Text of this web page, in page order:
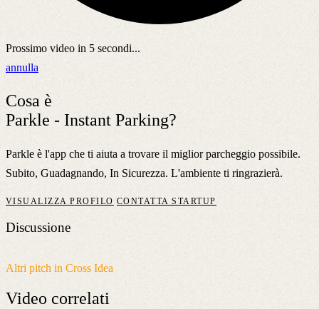
Prossimo video in 5 secondi...
annulla
Cosa è
Parkle - Instant Parking?
Parkle è l'app che ti aiuta a trovare il miglior parcheggio possibile.
Subito, Guadagnando, In Sicurezza. L'ambiente ti ringrazierà.
VISUALIZZA PROFILO CONTATTA STARTUP
Discussione
Altri pitch in Cross Idea
Video correlati